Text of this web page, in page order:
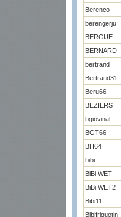
Berenco
berengerju
BERGUE
BERNARD
bertrand
Bertrand31
Beru66
BEZIERS
bgiovinal
BGT66
BH64
bibi
BiBi WET
BiBi WET2
Bibi11
Bibifriquotin